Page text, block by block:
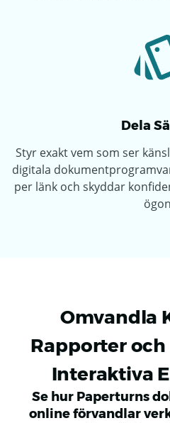
Dela
Styr exakt vem som ser
digitala
per länk och skyddar
Omvandla
Rapporter
Interaktiva
Se hur Paperturns
online förvandlar